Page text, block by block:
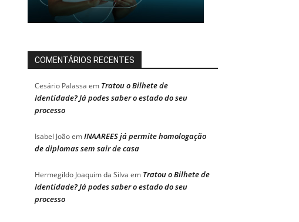
COMENTÁRIOS RECENTES
Cesário Palassa em Tratou o Bilhete de
Identidade? Já podes saber o estado do seu
processo
Isabel JoãoemINAAREES já permite homologação
de diplomas sem sair de casa
Hermegildo Joaquim da Silva em Tratou o Bilhete de
Identidade? Já podes saber o estado do seu
processo